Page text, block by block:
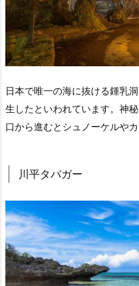
日本で唯一の海に抜ける鍾乳
生したといわれています。神
口から進むとシュノーケルやカ
川平タバガー